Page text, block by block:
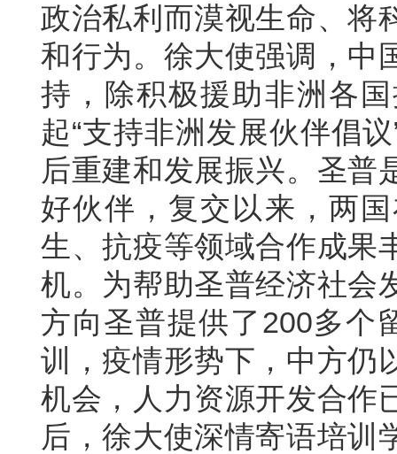
政治私利而漠视生命、将
和行为。徐大使强调，中
持，除积极援助非洲各
起“支持非洲发展伙伴倡
后重建和发展振兴。圣普
好伙伴，复交以来，两
生、抗疫等领域合作成果
机。为帮助圣普经济社会
方向圣普提供了200多个
训，疫情形势下，中方仍
机会，人力资源开发合作
后，徐大使深情寄语培训